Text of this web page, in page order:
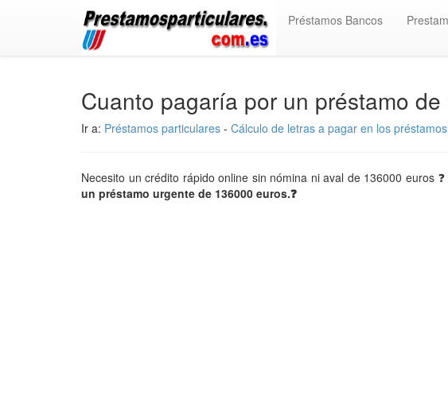
Préstamos Bancos
Cuanto pagaría por un préstamo
Ir a: Préstamos particulares - Cálculo de letras a pagar en los préstamos
Necesito un crédito rápido online sin nómina ni aval de 136000 euros
un préstamo urgente de 136000 euros.❓